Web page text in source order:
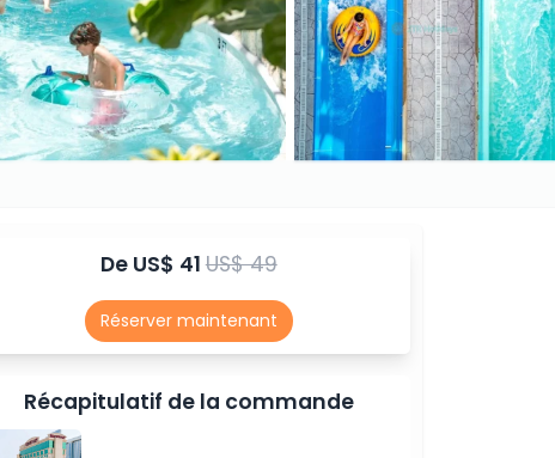
De US$ 41US$ 49
Réserver maintenant
Récapitulatif de la commande